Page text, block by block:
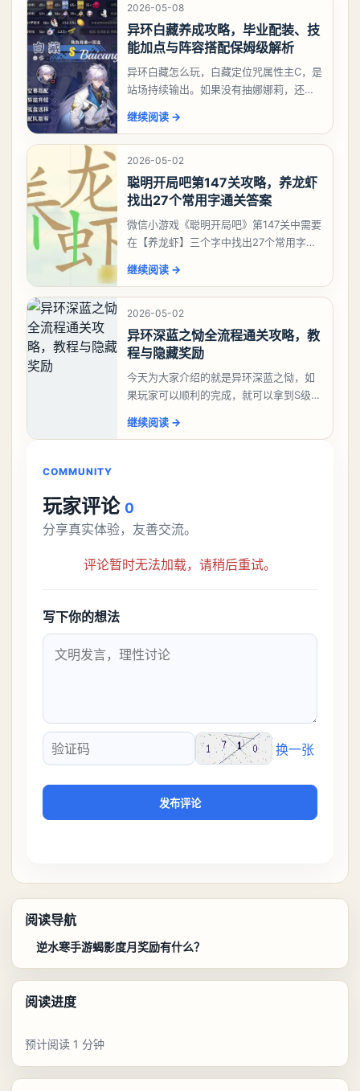
2026-05-08
异环白藏养成攻略，毕业配装、技
能加点与阵容搭配保姆级解析
异环白藏怎么玩，白藏定位咒属性主C，是
站场持续输出。如果没有抽娜娜莉，还没
有娜娜莉缺另外一个二队C想打深渊也可以
考虑养个白藏
继续阅读 →
2026-05-02
聪明开局吧第147关攻略，养龙虾
找出27个常用字通关答案
微信小游戏《聪明开局吧》第147关中需要
在【养龙虾】三个字中找出27个常用字，
大、夫、夰、巾、中、虫、下、虾、卜、
囗、吓、卟、
继续阅读 →
2026-05-02
异环深蓝之恸全流程通关攻略，教
程与隐藏奖励
今天为大家介绍的就是异环深蓝之恸，如
果玩家可以顺利的完成，就可以拿到S级弧
比较高的，对于那些新手玩家并不建议直
继续阅读 →
COMMUNITY
玩家评论 0
分享真实体验，友善交流。
评论暂时无法加载，请稍后重试。
写下你的想法
验证码
换一张
发布评论
阅读导航
逆水寒手游蝎影度月奖励有什么？
阅读进度
预计阅读 1 分钟